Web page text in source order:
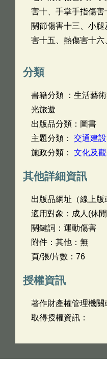
害十、手掌手指傷
關節傷害十三、小
害十五、熱傷害十六
分類
書籍分類 ：生活藝
光旅遊
出版品分類：圖書
主題分類： 交通建
施政分類： 文化及
其他詳細資訊
出版品網址（線上版
適用對象：成人(休
關鍵詞：運動傷害
附件：其他：無
頁/張/片數：76
授權資訊
著作財產權管理機關
取得授權資訊：